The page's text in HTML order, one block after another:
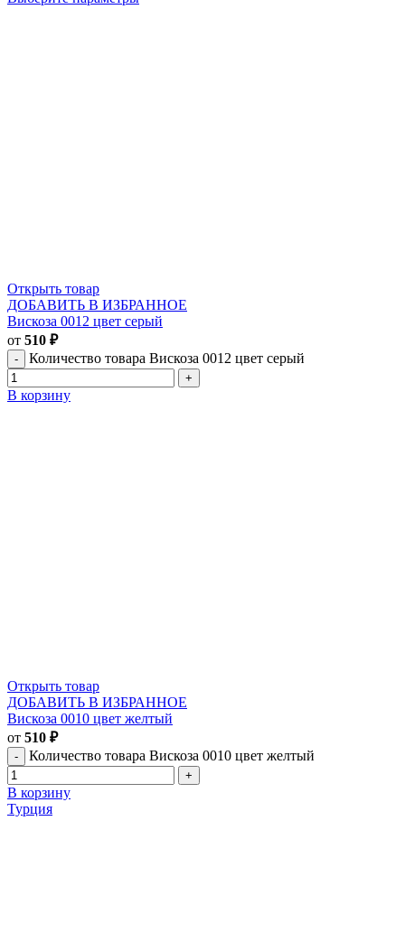
Открыть товар
ДОБАВИТЬ В ИЗБРАННОЕ
Вискоза 0012 цвет серый
от 510 ₽
Количество товара Вискоза 0012 цвет серый
В корзину
Открыть товар
ДОБАВИТЬ В ИЗБРАННОЕ
Вискоза 0010 цвет желтый
от 510 ₽
Количество товара Вискоза 0010 цвет желтый
В корзину
Турция